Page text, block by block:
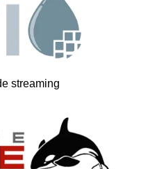
streaming